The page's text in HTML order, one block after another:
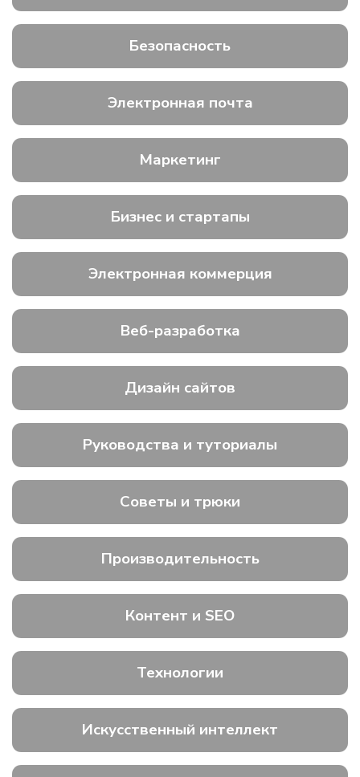
Безопасность
Электронная почта
Маркетинг
Бизнес и стартапы
Электронная коммерция
Веб-разработка
Дизайн сайтов
Руководства и туториалы
Советы и трюки
Производительность
Контент и SEO
Технологии
Искусственный интеллект